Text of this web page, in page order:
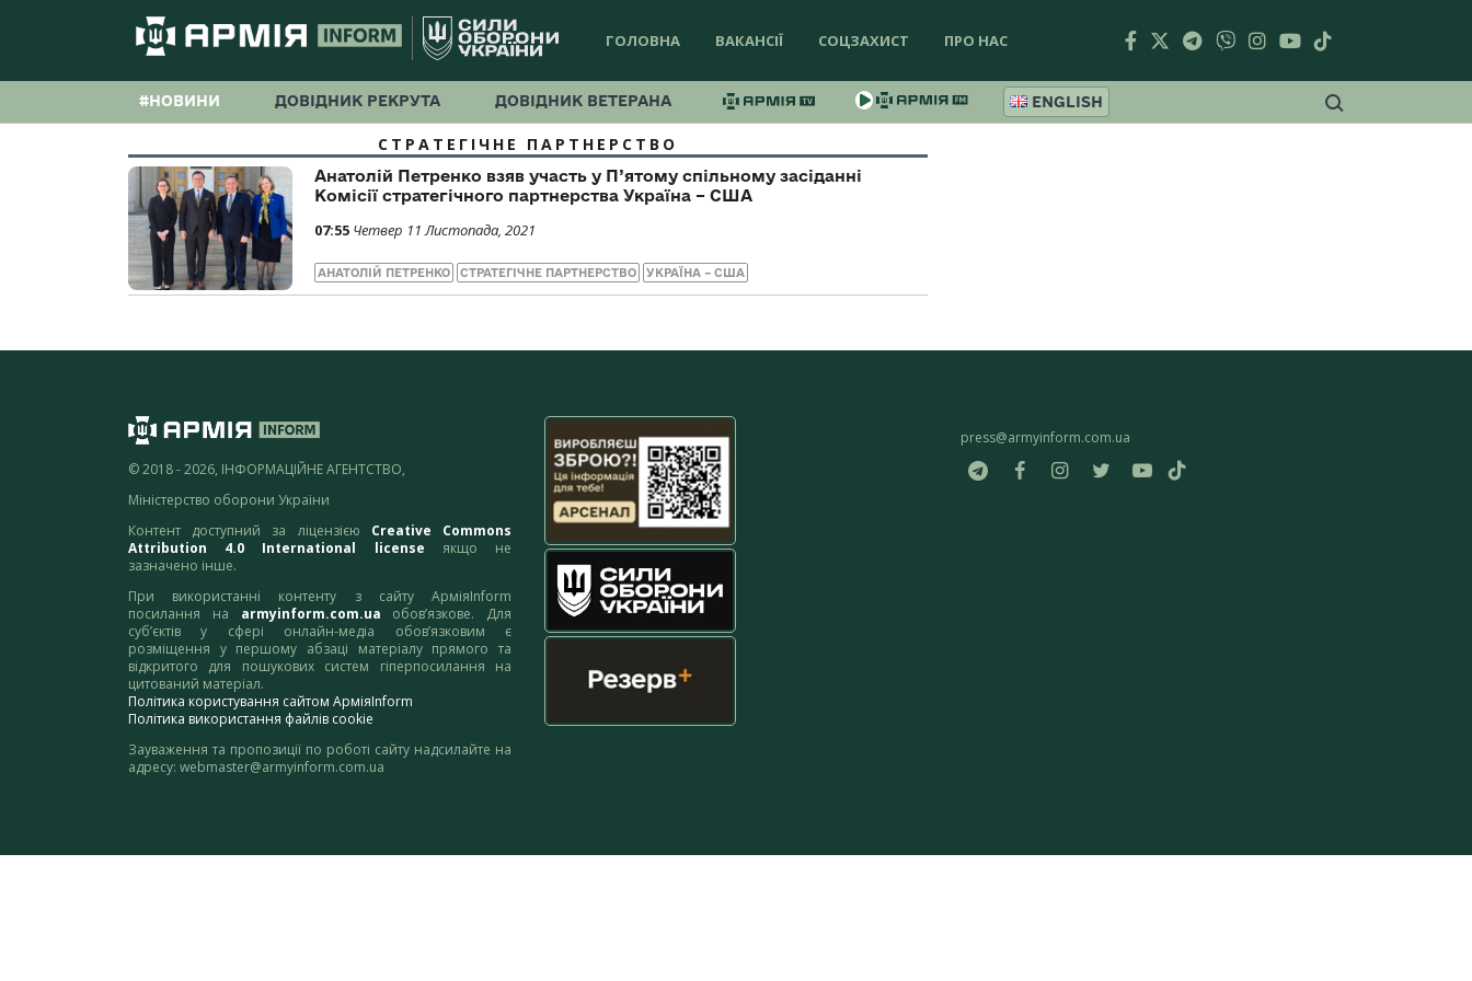
ГОЛОВНА ВАКАНСІЇ СОЦЗАХИСТ ПРО НАС
#НОВИНИ ДОВІДНИК РЕКРУТА ДОВІДНИК ВЕТЕРАНА ENGLISH
СТРАТЕГІЧНЕ ПАРТНЕРСТВО
Анатолій Петренко взяв участь у П’ятому спільному засіданні
Комісії стратегічного партнерства Україна – США
07:55 Четвер 11 Листопада, 2021
АНАТОЛІЙ ПЕТРЕНКО СТРАТЕГІЧНЕ ПАРТНЕРСТВО УКРАЇНА – США
© 2018 - 2026, ІНФОРМАЦІЙНЕ АГЕНТСТВО,
Міністерство оборони України
Контент доступний за ліцензією Creative Commons
Attribution 4.0 International license якщо не
зазначено інше.
При використанні контенту з сайту АрміяInform
посилання на armyinform.com.ua обов’язкове. Для
суб’єктів у сфері онлайн-медіа обов’язковим є
розміщення у першому абзаці матеріалу прямого та
відкритого для пошукових систем гіперпосилання на
цитований матеріал.
Політика користування сайтом АрміяInform
Політика використання файлів cookie
Зауваження та пропозиції по роботі сайту надсилайте на
адресу: webmaster@armyinform.com.ua
press@armyinform.com.ua